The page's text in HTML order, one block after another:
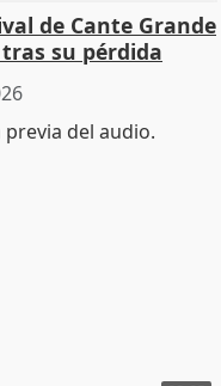
de Cante Grande
su pérdida